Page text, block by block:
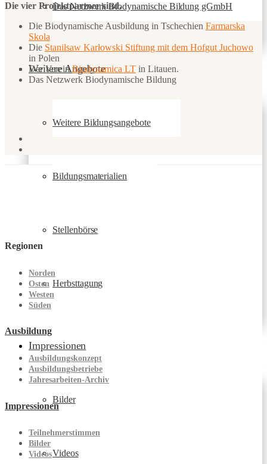
Das Netzwerk Biodynamische Bildung gGmbH
Weitere Angebote
Weitere Bildungsangebote
Bildungsmaterialien
Stellenbörse
Herbsttagung
Impressionen
Bilder
Videos
Die vier Projektpartner sind.
Die Biodynamische Ausbildung in Tschechien Farmarska
Skola
Die Staniłsaw Karłowski Stiftung mit dem Hofgut Juchowo
in Polen
Der VereinBiodynamica LT in Litauen.
Das Netzwerk Biodynamische Bildung
Regionen
Norden
Osten
Westen
Süden
Ausbildung
Ausbildungskonzept
Ausbildungsbetriebe
Jahresarbeiten-Archiv
Impressionen
Teilnehmerstimmen
Bilder
Videos